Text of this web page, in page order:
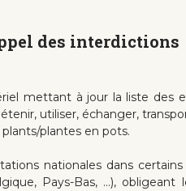
des interdictions
mettant à jour la liste des
utiliser, échanger,
plantes en pots.
nationales dans
Pays-Bas, …),